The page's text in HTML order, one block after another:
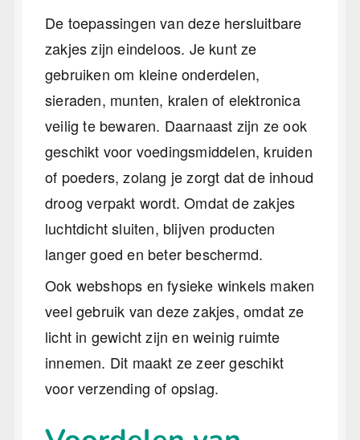
De toepassingen van deze hersluitbare
zakjes zijn eindeloos. Je kunt ze
gebruiken om kleine onderdelen,
sieraden, munten, kralen of elektronica
veilig te bewaren. Daarnaast zijn ze ook
geschikt voor voedingsmiddelen, kruiden
of poeders, zolang je zorgt dat de inhoud
droog verpakt wordt. Omdat de zakjes
luchtdicht sluiten, blijven producten
langer goed en beter beschermd.
Ook webshops en fysieke winkels maken
veel gebruik van deze zakjes, omdat ze
licht in gewicht zijn en weinig ruimte
innemen. Dit maakt ze zeer geschikt
voor verzending of opslag.